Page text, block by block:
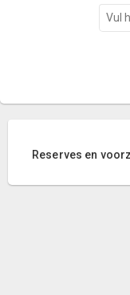
Reserves en